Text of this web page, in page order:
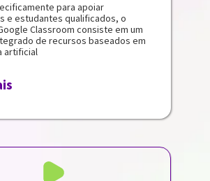
para apoiar
e estudantes qualificados, o
Classroom consiste em um
de recursos baseados em
artificial